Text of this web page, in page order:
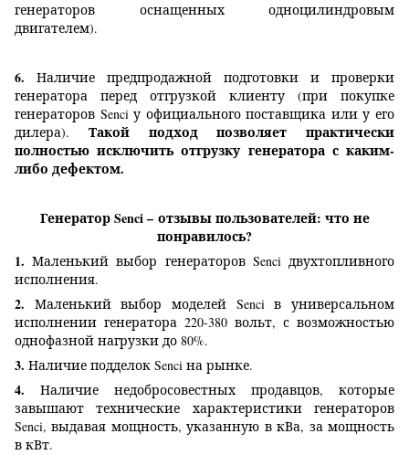
генераторов оснащенных одноцилиндровым
двигателем).
6. Наличие предпродажной подготовки и проверки
генератора перед отгрузкой клиенту (при покупке
генераторов Senci у официального поставщика или у его
дилера). Такой подход позволяет практически
полностью исключить отгрузку генератора с каким-
либо дефектом.
Генератор Senci– отзывы пользователей: что не
понравилось?
1. Маленький выбор генераторов Senci двухтопливного
исполнения.
2. Маленький выбор моделей Senci в универсальном
исполнении генератора 220-380 вольт, с возможностью
однофазной нагрузки до 80%.
3. Наличие подделок Senci на рынке.
4. Наличие недобросовестных продавцов, которые
завышают технические характеристики генераторов
Senci, выдавая мощность, указанную в кВа, за мощность
в кВт.